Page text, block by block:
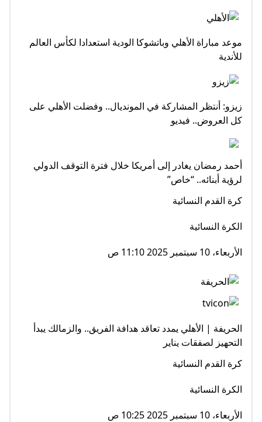
موعد مباراة الأهلي وباتشوكا الودية استعدادا لكأس العالم
للأندية
زيزو: أنتظر المشاركة في المونديال.. وفضلت الأهلي على
كل العروض.. فيديو
أحمد رمضان يغادر إلى أمريكا خلال فترة التوقف الدولي
لرؤية أبنائه.. “خاص”
كرة القدم النسائية
الكرة النسائية
الأربعاء، 10 سبتمبر 2025 11:10 ص
الحريفة | الأهلي يمدد تعاقد هدافة الفريق.. والزمالك يبدأ
التحهيز لصفقات يناير
كرة القدم النسائية
الكرة النسائية
الأربعاء، 10 سبتمبر 2025 10:25 ص